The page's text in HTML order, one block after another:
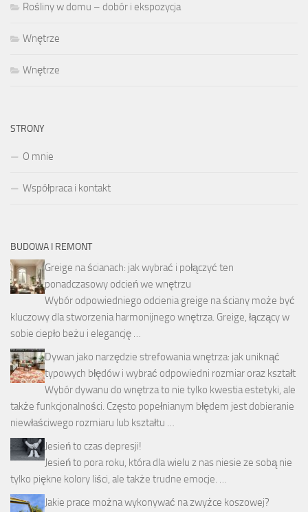
Rośliny w domu – dobór i ekspozycja
Wnętrze
Wnętrze
STRONY
O mnie
Współpraca i kontakt
BUDOWA I REMONT
Greige na ścianach: jak wybrać i połączyć ten
ponadczasowy odcień we wnętrzu
Wybór odpowiedniego odcienia greige na ściany może być
kluczowy dla stworzenia harmonijnego wnętrza. Greige, łączący w
sobie ciepło beżu i elegancję …
Dywan jako narzędzie strefowania wnętrza: jak uniknąć
typowych błędów i wybrać odpowiedni rozmiar oraz kształt
Wybór dywanu do wnętrza to nie tylko kwestia estetyki, ale
także funkcjonalności. Często popełnianym błędem jest dobieranie
niewłaściwego rozmiaru lub kształtu …
Jesień to czas depresji!
Jesień to pora roku, która dla wielu z nas niesie ze sobą nie
tylko piękne kolory liści, ale także trudne emocje. …
Jakie prace można wykonywać na zwyżce koszowej?